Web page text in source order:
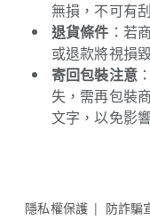
無損，不可有
退貨條件 ：若
或退款將視損
寄回包裝注意
失，需再包裝
文字，以免影
隱私權保護 防詐騙